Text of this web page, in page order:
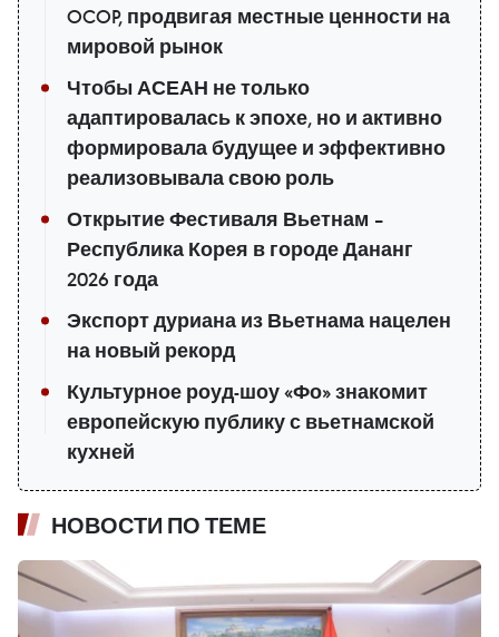
OCOP, продвигая местные ценности на
мировой рынок
Чтобы АСЕАН не только
адаптировалась к эпохе, но и активно
формировала будущее и эффективно
реализовывала свою роль
Открытие Фестиваля Вьетнам –
Республика Корея в городе Дананг
2026 года
Экспорт дуриана из Вьетнама нацелен
на новый рекорд
Культурное роуд-шоу «Фо» знакомит
европейскую публику с вьетнамской
кухней
НОВОСТИ ПО ТЕМЕ